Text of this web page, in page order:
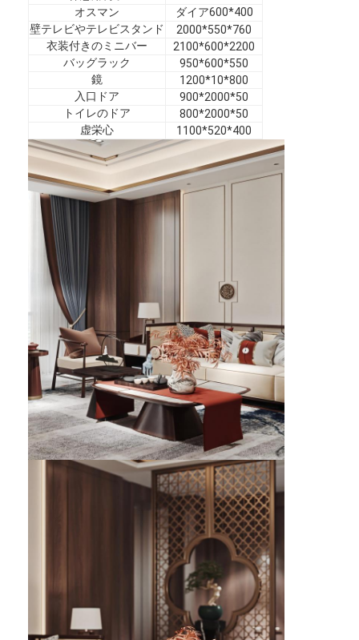
ホテル家具
ヴィラ家具
アパートの家具
商用クラブ家具
ダイニングルームの家具
オフィス家具
据え付け家具
装飾された家具
オスマン
ダイア600*400
壁テレビやテレビスタンド
2000*550*760
衣装付きのミニバー
2100*600*2200
バッグラック
950*600*550
鏡
1200*10*800
入口ドア
900*2000*50
トイレのドア
800*2000*50
虚栄心
1100*520*400